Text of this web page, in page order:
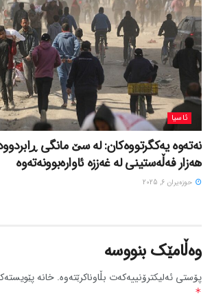
ئاسیا
هەزار فەڵەستینی لە غەززە ئاوارەبوونەتەوە
حوزه‌یران 6, 2025
وەڵامێک بنووسە
پۆستی ئەلیکترۆنییەکەت بڵاوناکرێتەوە. خانە
*